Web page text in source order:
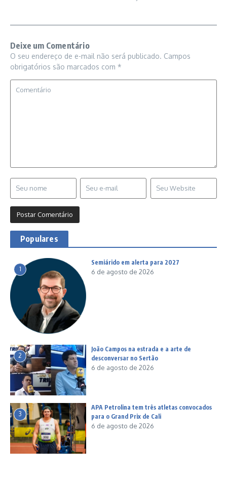
Deixe um Comentário
O seu endereço de e-mail não será publicado. Campos
obrigatórios são marcados com *
Populares
1
Semiárido em alerta para 2027
6 de agosto de 2026
2
João Campos na estrada e a arte de
desconversar no Sertão
6 de agosto de 2026
3
APA Petrolina tem três atletas convocados
para o Grand Prix de Cali
6 de agosto de 2026